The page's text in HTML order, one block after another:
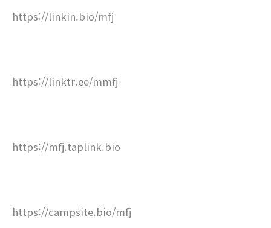
https://linkin.bio/mfj
https://linktr.ee/mmfj
https://mfj.taplink.bio
https://campsite.bio/mfj